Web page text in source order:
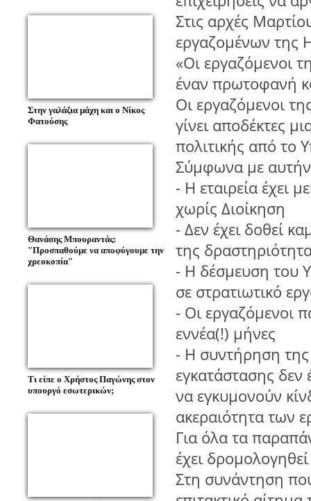
Στην γαλάζια μάχη και ο Νίκος
Φατούσης
Θανάσης Μπουραντάς:
"Προσπαθούμε να αποφύγουμε την
χρεοκοπία"
Τι είπε ο Χρήστος Παγώνης στον
υπουργό εσωτερικών;
Στις αρχές
εργαζομένων της
«Οι εργαζόμενοι
έναν πρωτοφανή
Οι εργαζόμενοι
γίνει αποδέκτες
πολιτικής από το
Σύμφωνα με αυτήν
- Η εταιρεία έχει
χωρίς Διοίκηση
- Δεν έχει δοθεί
της
- Η δέσμευση του
σε στρατιωτικό
- Οι εργαζόμενοι
εννέα(!) μήνες
- Η συντήρηση της
εγκατάστασης δεν
να εγκυμονούν
ακεραιότητα των
Για όλα τα
έχει
Στη συνάντηση